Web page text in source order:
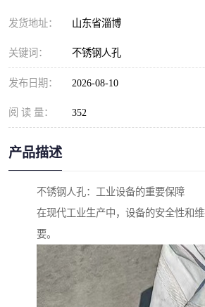
发货地址： 山东省淄博
关键词： 不锈钢人孔
发布日期： 2026-08-10
阅 读 量： 352
产品描述
不锈钢人孔：工业设备的重要保障
在现代工业生产中，设备的安全性和
要。